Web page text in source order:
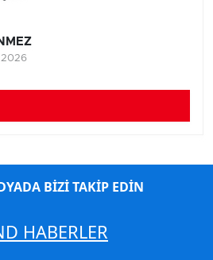
BİZİ TAKİP EDİN
HABERLER